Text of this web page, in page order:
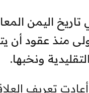
نادرة في تاريخ
منذ عقود
ونخبها.
تعريف